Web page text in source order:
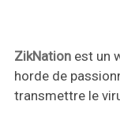
ZikNationest un
horde de
transmettre le